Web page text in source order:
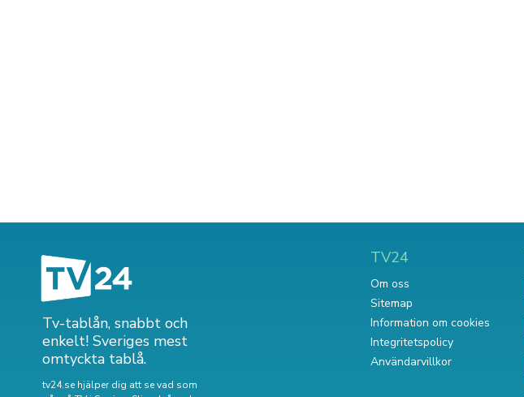
Tv-tablån, snabbt och
enkelt! Sveriges mest
omtyckta tablå.
tv24.se hjälper dig att se vad som
TV24
Om oss
Sitemap
Information om cookies
Integritetspolicy
Användarvillkor